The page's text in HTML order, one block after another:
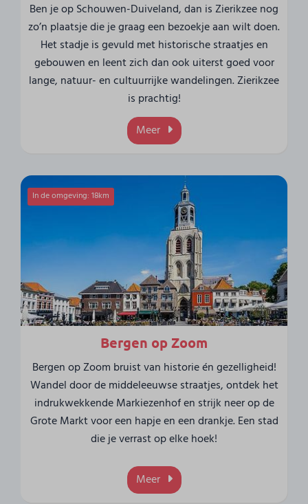
Ben je op Schouwen-Duiveland, dan is Zierikzee nog
zo’n plaatsje die je graag een bezoekje aan wilt doen.
Het stadje is gevuld met historische straatjes en
gebouwen en leent zich dan ook uiterst goed voor
lange, natuur- en cultuurrijke wandelingen. Zierikzee
is prachtig!
Meer
In de omgeving: 18km
Bergen op Zoom
Bergen op Zoom bruist van historie én gezelligheid!
Wandel door de middeleeuwse straatjes, ontdek het
indrukwekkende Markiezenhof en strijk neer op de
Grote Markt voor een hapje en een drankje. Een stad
die je verrast op elke hoek!
Meer